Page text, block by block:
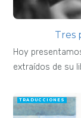
Tres
Hoy
extraídos de su
TRADUCCIONES